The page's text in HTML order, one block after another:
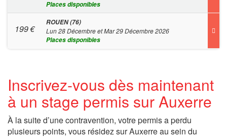
Places disponibles
199€
ROUEN (76)
Lun 28 Décembre et Mar 29 Décembre 2026
Places disponibles
Inscrivez-vous dès maintenant
à un stage permis sur Auxerre
À la suite d’une contravention, votre permis a perdu
plusieurs points, vous résidez sur Auxerre au sein du